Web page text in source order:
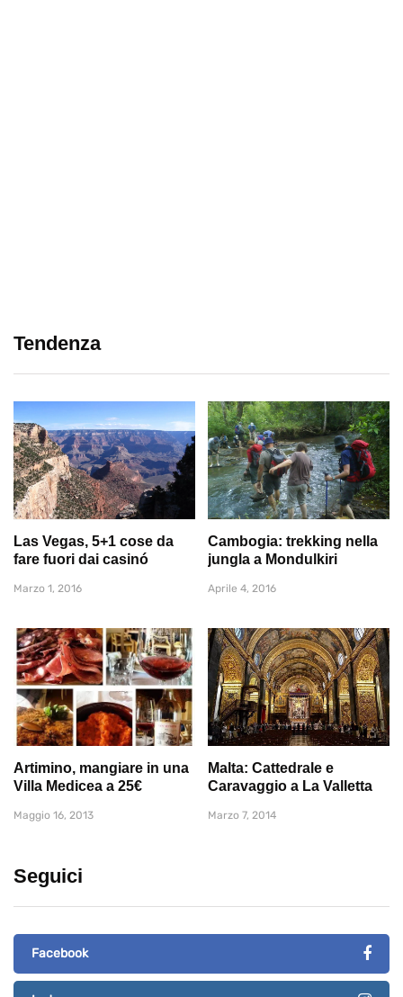
Tendenza
Las Vegas, 5+1 cose da
fare fuori dai casinó
Marzo 1, 2016
Cambogia: trekking nella
jungla a Mondulkiri
Aprile 4, 2016
Artimino, mangiare in una
Villa Medicea a 25€
Maggio 16, 2013
Malta: Cattedrale e
Caravaggio a La Valletta
Marzo 7, 2014
Seguici
Facebook